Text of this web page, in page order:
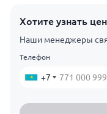
Хотите узнать
Наши менеджеры
Телефон
+7